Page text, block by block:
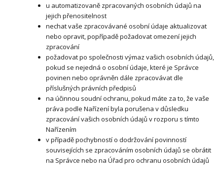
u automatizovaně zpracovaných osobních údajů na
jejich přenositelnost
nechat vaše zpracovávané osobní údaje aktualizovat
nebo opravit, popřípadě požadovat omezení jejich
zpracování
požadovat po společnosti výmaz vašich osobních údajů,
pokud se nejedná o osobní údaje, které je Správce
povinen nebo oprávněn dále zpracovávat dle
příslušných právních předpisů
na účinnou soudní ochranu, pokud máte za to, že vaše
práva podle Nařízení byla porušena v důsledku
zpracování vašich osobních údajů v rozporu s tímto
Nařízením
v případě pochybností o dodržování povinností
souvisejících se zpracováním osobních údajů se obrátit
na Správce nebo na Úřad pro ochranu osobních údajů